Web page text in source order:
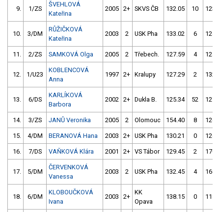
9. 1/ZS
ŠVEHLOVÁ
Kateřina
2005 2+ SKVS ČB 132.05 10
10. 3/DM
RŮŽIČKOVÁ
Kateřina
2003 2 USK Pha 133.02 6
11. 2/ZS SAMKOVÁ Olga 2005 2 Třebech. 127.59 4
12. 1/U23
KOBLENCOVÁ
Anna
1997 2+ Kralupy 127.29 2
13. 6/DS
KARLÍKOVÁ
Barbora
2002 2+ Dukla B. 125.34 52
14. 3/ZS JANŮ Veronika 2005 2 Olomouc 154.40 8
15. 4/DM BERANOVÁ Hana 2003 2+ USK Pha 130.21 0
16. 7/DS VAŇKOVÁ Klára 2001 2+ VS Tábor 129.45 2
17. 5/DM
ČERVENKOVÁ
Vanessa
2003 2 USK Pha 132.45 4
18. 6/DM
KLOBOUČKOVÁ
Ivana
2003 2+
KK
Opava
138.15 0